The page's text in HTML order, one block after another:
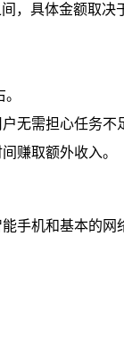
，具体金额取决
无需担心任务
赚取额外收入。
手机和基本的